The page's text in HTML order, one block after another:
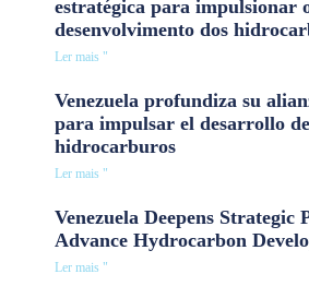
estratégica para impulsionar
desenvolvimento dos
Ler mais "
Venezuela profundiza su
para impulsar el desarrollo
hidrocarburos
Ler mais "
Venezuela Deepens Strategic
Advance Hydrocarbon
Ler mais "